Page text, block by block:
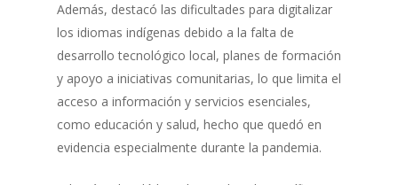
Además, destacó las dificultades para digitalizar
los idiomas indígenas debido a la falta de
desarrollo tecnológico local, planes de formación
y apoyo a iniciativas comunitarias, lo que limita el
acceso a información y servicios esenciales,
como educación y salud, hecho que quedó en
evidencia especialmente durante la pandemia.